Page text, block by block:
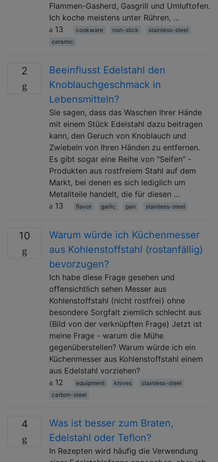
Flammen-Gasherd, Gasgrill und Umluftofen.
Ich koche meistens unter Rühren, …
13
cookware non-stick
stainless-steel
ceramic
2
Beeinflusst Edelstahl den
Knoblauchgeschmack in
Lebensmitteln?
Sie sagen, dass das Waschen Ihrer Hände
mit einem Stück Edelstahl dazu beitragen
kann, den Geruch von Knoblauch und
Zwiebeln von Ihren Händen zu entfernen.
Es gibt sogar eine Reihe von "Seifen" -
Produkten aus rostfreiem Stahl auf dem
Markt, bei denen es sich lediglich um
Metallteile handelt, die für diesen …
13
flavor garlic pan stainless-steel
10
Warum würde ich Küchenmesser
aus Kohlenstoffstahl (rostanfällig)
bevorzugen?
Ich habe diese Frage gesehen und
offensichtlich sehen Messer aus
Kohlenstoffstahl (nicht rostfrei) ohne
besondere Sorgfalt ziemlich schlecht aus
(Bild von der verknüpften Frage) Jetzt ist
meine Frage - warum die Mühe
gegenüberstellen? Warum würde ich ein
Küchenmesser aus Kohlenstoffstahl einem
aus Edelstahl vorziehen?
12
equipment knives
stainless-steel
carbon-steel
4
Was ist besser zum Braten,
Edelstahl oder Teflon?
In Rezepten wird häufig die Verwendung